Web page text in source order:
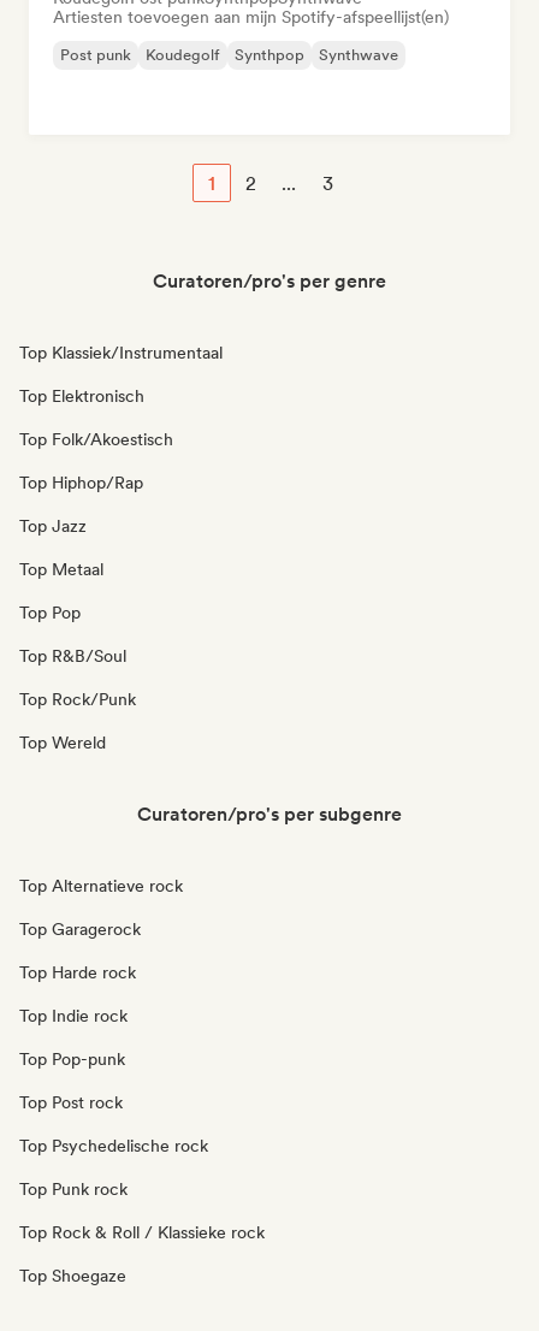
Artiesten toevoegen aan mijn Spotify-afspeellijst(en)
Post punk Koudegolf Synthpop Synthwave
1 2 ... 3
Curatoren/pro's per genre
Top Klassiek/Instrumentaal
Top Elektronisch
Top Folk/Akoestisch
Top Hiphop/Rap
Top Jazz
Top Metaal
Top Pop
Top R&B/Soul
Top Rock/Punk
Top Wereld
Curatoren/pro's per subgenre
Top Alternatieve rock
Top Garagerock
Top Harde rock
Top Indie rock
Top Pop-punk
Top Post rock
Top Psychedelische rock
Top Punk rock
Top Rock & Roll / Klassieke rock
Top Shoegaze